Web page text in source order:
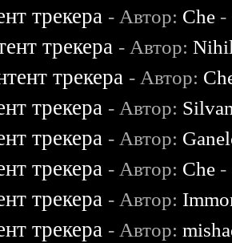
трекера - Автор: Che -
трекера - Автор:
трекера - Автор:
трекера - Автор:
трекера - Автор:
трекера - Автор: Che -
трекера - Автор:
трекера - Автор: